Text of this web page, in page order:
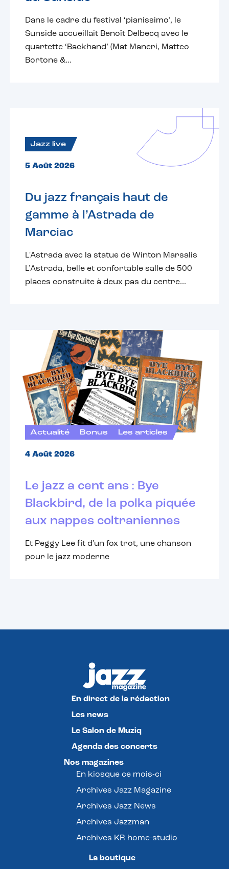
Dans le cadre du festival ‘pianissimo’, le
Sunside accueillait Benoît Delbecq avec le
quartette ‘Backhand’ (Mat Maneri, Matteo
Bortone &...
Jazz live
5 Août 2026
Du jazz français haut de
gamme à l’Astrada de
Marciac
L'Astrada avec la statue de Winton Marsalis
L’Astrada, belle et confortable salle de 500
places construite à deux pas du centre...
Actualité Bonus Les articles
4 Août 2026
Le jazz a cent ans : Bye
Blackbird, de la polka piquée
aux nappes coltraniennes
Et Peggy Lee fit d'un fox trot, une chanson
pour le jazz moderne
En direct de la rédaction
Les news
Le Salon de Muziq
Agenda des concerts
Nos magazines
En kiosque ce mois-ci
Archives Jazz Magazine
Archives Jazz News
Archives Jazzman
Archives KR home-studio
La boutique